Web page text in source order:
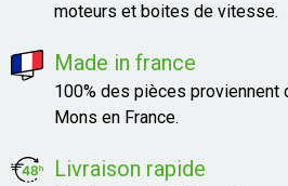
moteurs et boites de vitesse.
Made in france
100% des pièces proviennent
Mons en France.
Livraison rapide